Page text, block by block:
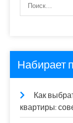
Набирает
Как
квартиры: